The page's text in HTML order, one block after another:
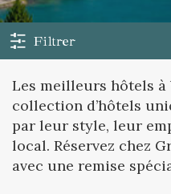
Se connecter
Filtrer
Les meilleurs hôtels à
collection d’hôtels
par leur style, leur
local. Réservez chez
avec une remise